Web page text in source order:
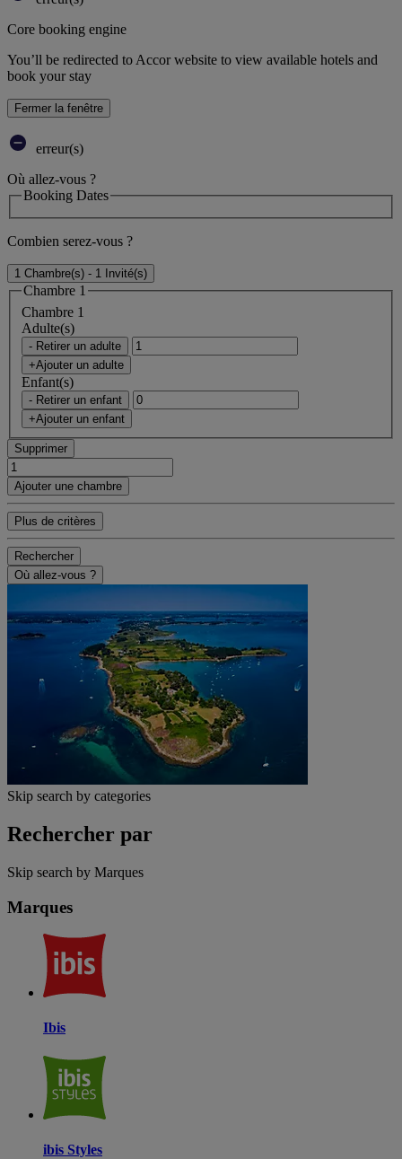
Core booking engine
You’ll be redirected to Accor website to view available hotels and
book your stay
Fermer la fenêtre
erreur(s)
Où allez-vous ?
Booking Dates
Combien serez-vous ?
1 Chambre(s) - 1 Invité(s)
Chambre 1
Chambre 1
Adulte(s)
- Retirer un adulte
+Ajouter un adulte
Enfant(s)
- Retirer un enfant
+Ajouter un enfant
Supprimer
Ajouter une chambre
Plus de critères
Rechercher
Où allez-vous ?
Skip search by categories
Rechercher par
Skip search by Marques
Marques
Ibis
ibis Styles